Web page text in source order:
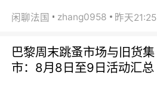
闲聊法国 zhang0958 昨天21:25
巴黎周末跳蚤市场与旧货集
市：8月8日至9日活动汇总